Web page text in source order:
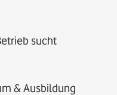
sucht
& Ausbildung